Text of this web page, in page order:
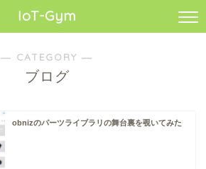
IoT-Gym
― CATEGORY ―
ブログ
obnizのパーツライブラリの舞台裏を覗いてみた